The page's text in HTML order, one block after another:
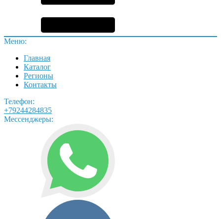
Меню:
Главная
Каталог
Регионы
Контакты
Телефон:
+79244284835
Мессенджеры: